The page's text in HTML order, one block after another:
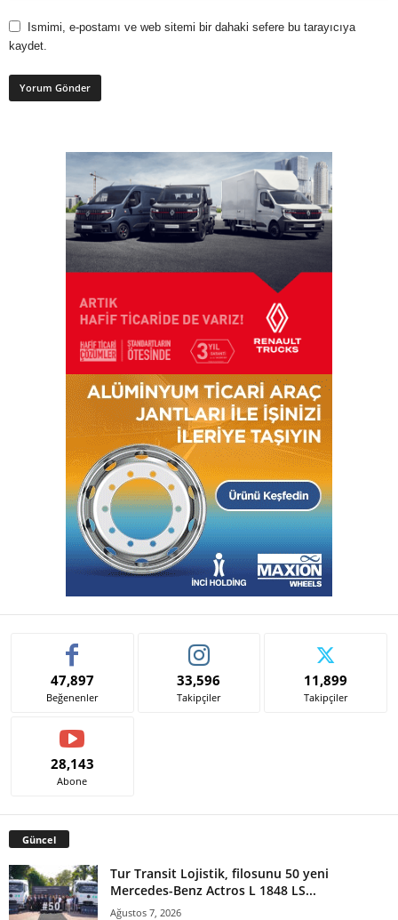
Ismimi, e-postamı ve web sitemi bir dahaki sefere bu tarayıcıya
kaydet.
47,897
Beğenenler
33,596
Takipçiler
11,899
Takipçiler
28,143
Abone
Güncel
Tur Transit Lojistik, filosunu 50 yeni
Mercedes-Benz Actros L 1848 LS...
Ağustos 7, 2026